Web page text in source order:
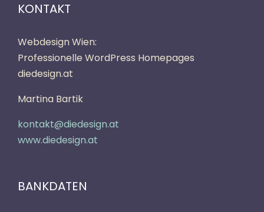
KONTAKT
Webdesign Wien:
Professionelle WordPress Homepages
diedesign.at
Martina Bartik
kontakt@diedesign.at
www.diedesign.at
BANKDATEN